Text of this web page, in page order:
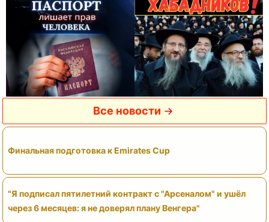
Все новости
Финальная подготовка к Emirates Cup
"Я подписал пятилетний контракт с "Арсеналом" и ушёл
через 6 месяцев: я не доверял плану Венгера"